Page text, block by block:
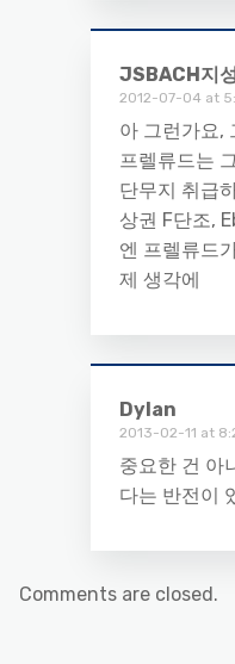
JSBACH지
2012-07-04 at
아 그런가요,
프렐류드는
단무지 취급
상권 F단조,
엔 프렐류드
제 생각에
Dylan
2013-02-11 at
중요한 건 아
다는 반전이
Comments are closed.